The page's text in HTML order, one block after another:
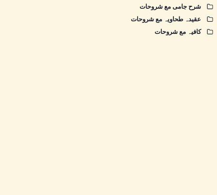
شرح جامی مع شروحات
عقیدہ طحاویہ مع شروحات
کافیہ مع شروحات